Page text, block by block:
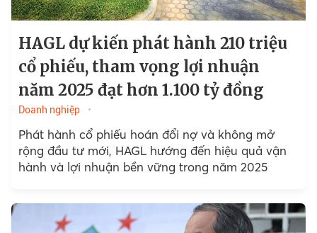
HAGL dự kiến phát hành 210 triệu
cổ phiếu, tham vọng lợi nhuận
năm 2025 đạt hơn 1.100 tỷ đồng
Doanh nghiệp
Phát hành cổ phiếu hoán đổi nợ và không mở
rộng đầu tư mới, HAGL hướng đến hiệu quả vận
hành và lợi nhuận bền vững trong năm 2025